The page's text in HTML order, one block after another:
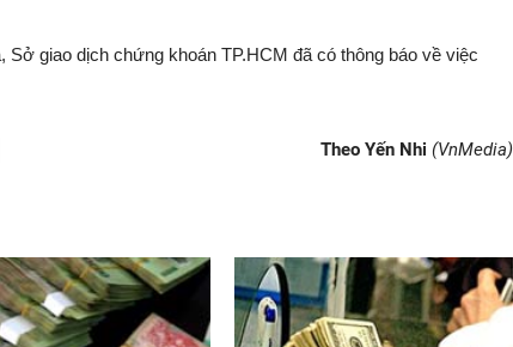
giao dịch chứng khoán TP.HCM đã có thông báo về việc
Theo Yến Nhi (VnMedia)